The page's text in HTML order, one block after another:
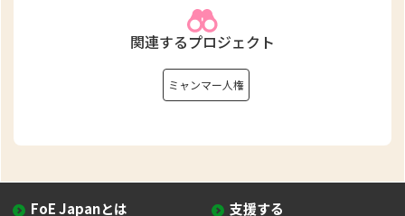
関連するプロジェクト
ミャンマー人権
FoE Japanとは 支援する